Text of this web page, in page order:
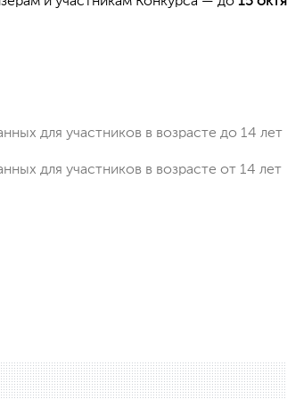
для участников в возрасте до 14 лет
для участников в возрасте от 14 лет